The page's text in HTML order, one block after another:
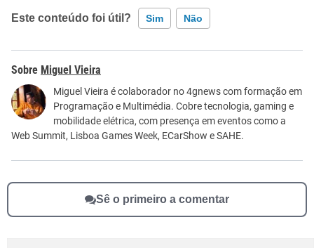
Este conteúdo foi útil? Sim Não
Este conteúdo contém informação incorreta
Este conteúdo não tem a informação que procuro
Outro
Miguel Vieira
Miguel Vieira é colaborador no 4gnews com formação em
Programação e Multimédia. Cobre tecnologia, gaming e
mobilidade elétrica, com presença em eventos como a
Web Summit, Lisboa Games Week, ECarShow e SAHE.
Sê o primeiro a comentar